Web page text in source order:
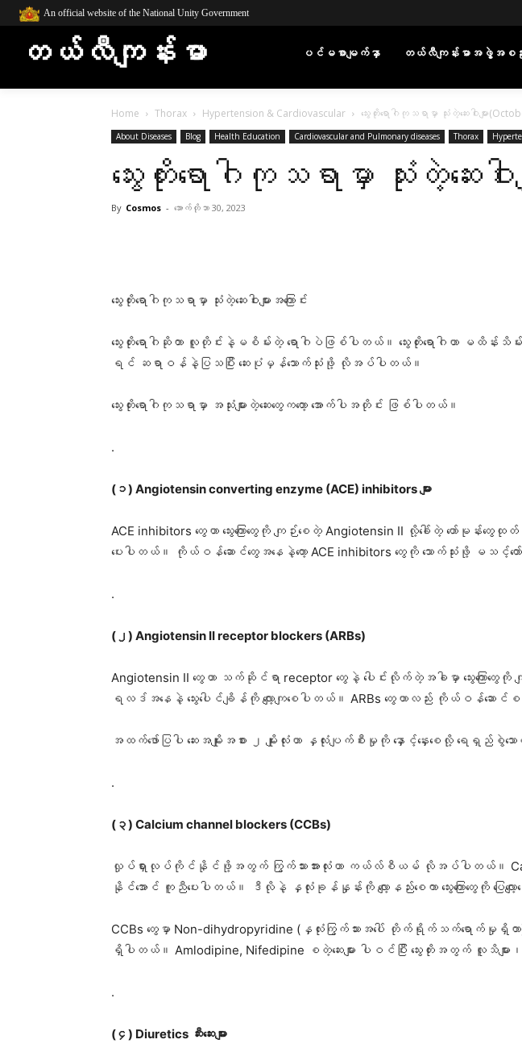
An official website of the National Unity Government
တယ်လီကျန်းမာ ပင်မစာမျက်နှာ တယ်လီကျန်းမာအဖွဲ့အစည်
Home Thorax Hypertension & Cardiovascular သွေးတိုးရောဂါကုသရာမှာ သုံးတဲ့ဆေးဝါးများ
About Diseases Blog Health Education Cardiovascular and Pulmonary diseases Thorax
သွေးတိုးရောဂါကုသရာမှာ သုံးတဲ့ဆေးဝါ
By Cosmos - အောက်တိုဘာ 30, 2023
သွေးတိုးရောဂါကုသရာမှာ သုံးတဲ့ဆေးဝါးများအကြောင်း
သွေးတိုးရောဂါဆိုတာ လူတိုင်းနဲ့မစိမ်းတဲ့ ရောဂါပဲဖြစ်ပါတယ်။ သွေးတိုးရောဂါဟာ မထိန်း
ရင် ဆရာဝန်နဲ့ပြသပြီး ဆေးပုံမှန်သောက်သုံးဖို့ လိုအပ်ပါတယ်။
သွေးတိုးရောဂါကုသရာမှာ အသုံးများတဲ့ဆေးတွေကတော့ အောက်ပါအတိုင်း ဖြစ်ပါတယ်။
.
(၁) Angiotensin converting enzyme (ACE) inhibitors များ
ACE inhibitors တွေဟာ သွေးကြောတွေကို ကျဉ်းစေတဲ့ Angiotensin II လို့ခေါ်တဲ့ ဟော်မုန်းတွေထု
ပေးပါတယ်။ ကိုယ်ဝန်ဆောင်တွေအနေနဲ့တော့ ACE inhibitors တွေကို သောက်သုံးဖို့ မသင့်တော်
.
(၂) Angiotensin II receptor blockers (ARBs)
Angiotensin II တွေဟာ သက်ဆိုင်ရာ receptor တွေနဲ့ ပေါင်းလိုက်တဲ့အခါမှာ သွေးကြောတွေကို
ရလဒ်အနေနဲ့ သွေးပေါင်ချိန်ကို လျော့ကျစေပါတယ်။ ARBs တွေဟာလည်း ကိုယ်ဝန်ဆောင်
အထက်ဖော်ပြပါ ဆေးအမျိုးအစား ၂ မျိုးလုံးဟာ နှလုံးပျက်စီးမှုကို နှောင့်နှေးစေလို့ ရေရှ
.
(၃) Calcium channel blockers (CCBs)
လှုပ်ရှားလုပ်ကိုင်နိုင်ဖို့အတွက် ကြွက်သားအားလုံးဟာ ကယ်လ်စီယမ် လိုအပ်ပါတယ်။
နိုင်အောင် ကူညီပေးပါတယ်။ ဒီလိုနဲ့ နှလုံးခုန်နှုန်းကို လျော့နည်းစေကာ သွေးကြောတွေကို ပြေလျော့
CCBs တွေမှာ Non-dihydropyridine (နှလုံးကြွက်သားအပေါ် တိုက်ရိုက်သက်ရောက်မှုရှိတာ)
ရှိပါတယ်။ Amlodipine, Nifedipine စတဲ့​ဆေးများ ပါဝင်ပြီး သွေးတိုးအတွက် လူသိများ
.
(၄) Diuretics ဆီးဆေးများ